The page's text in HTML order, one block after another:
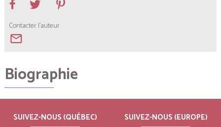
Contacter l'auteur
mail_outline
Biographie
SUIVEZ-NOUS (QUÉBEC) SUIVEZ-NOUS (EUROPE)